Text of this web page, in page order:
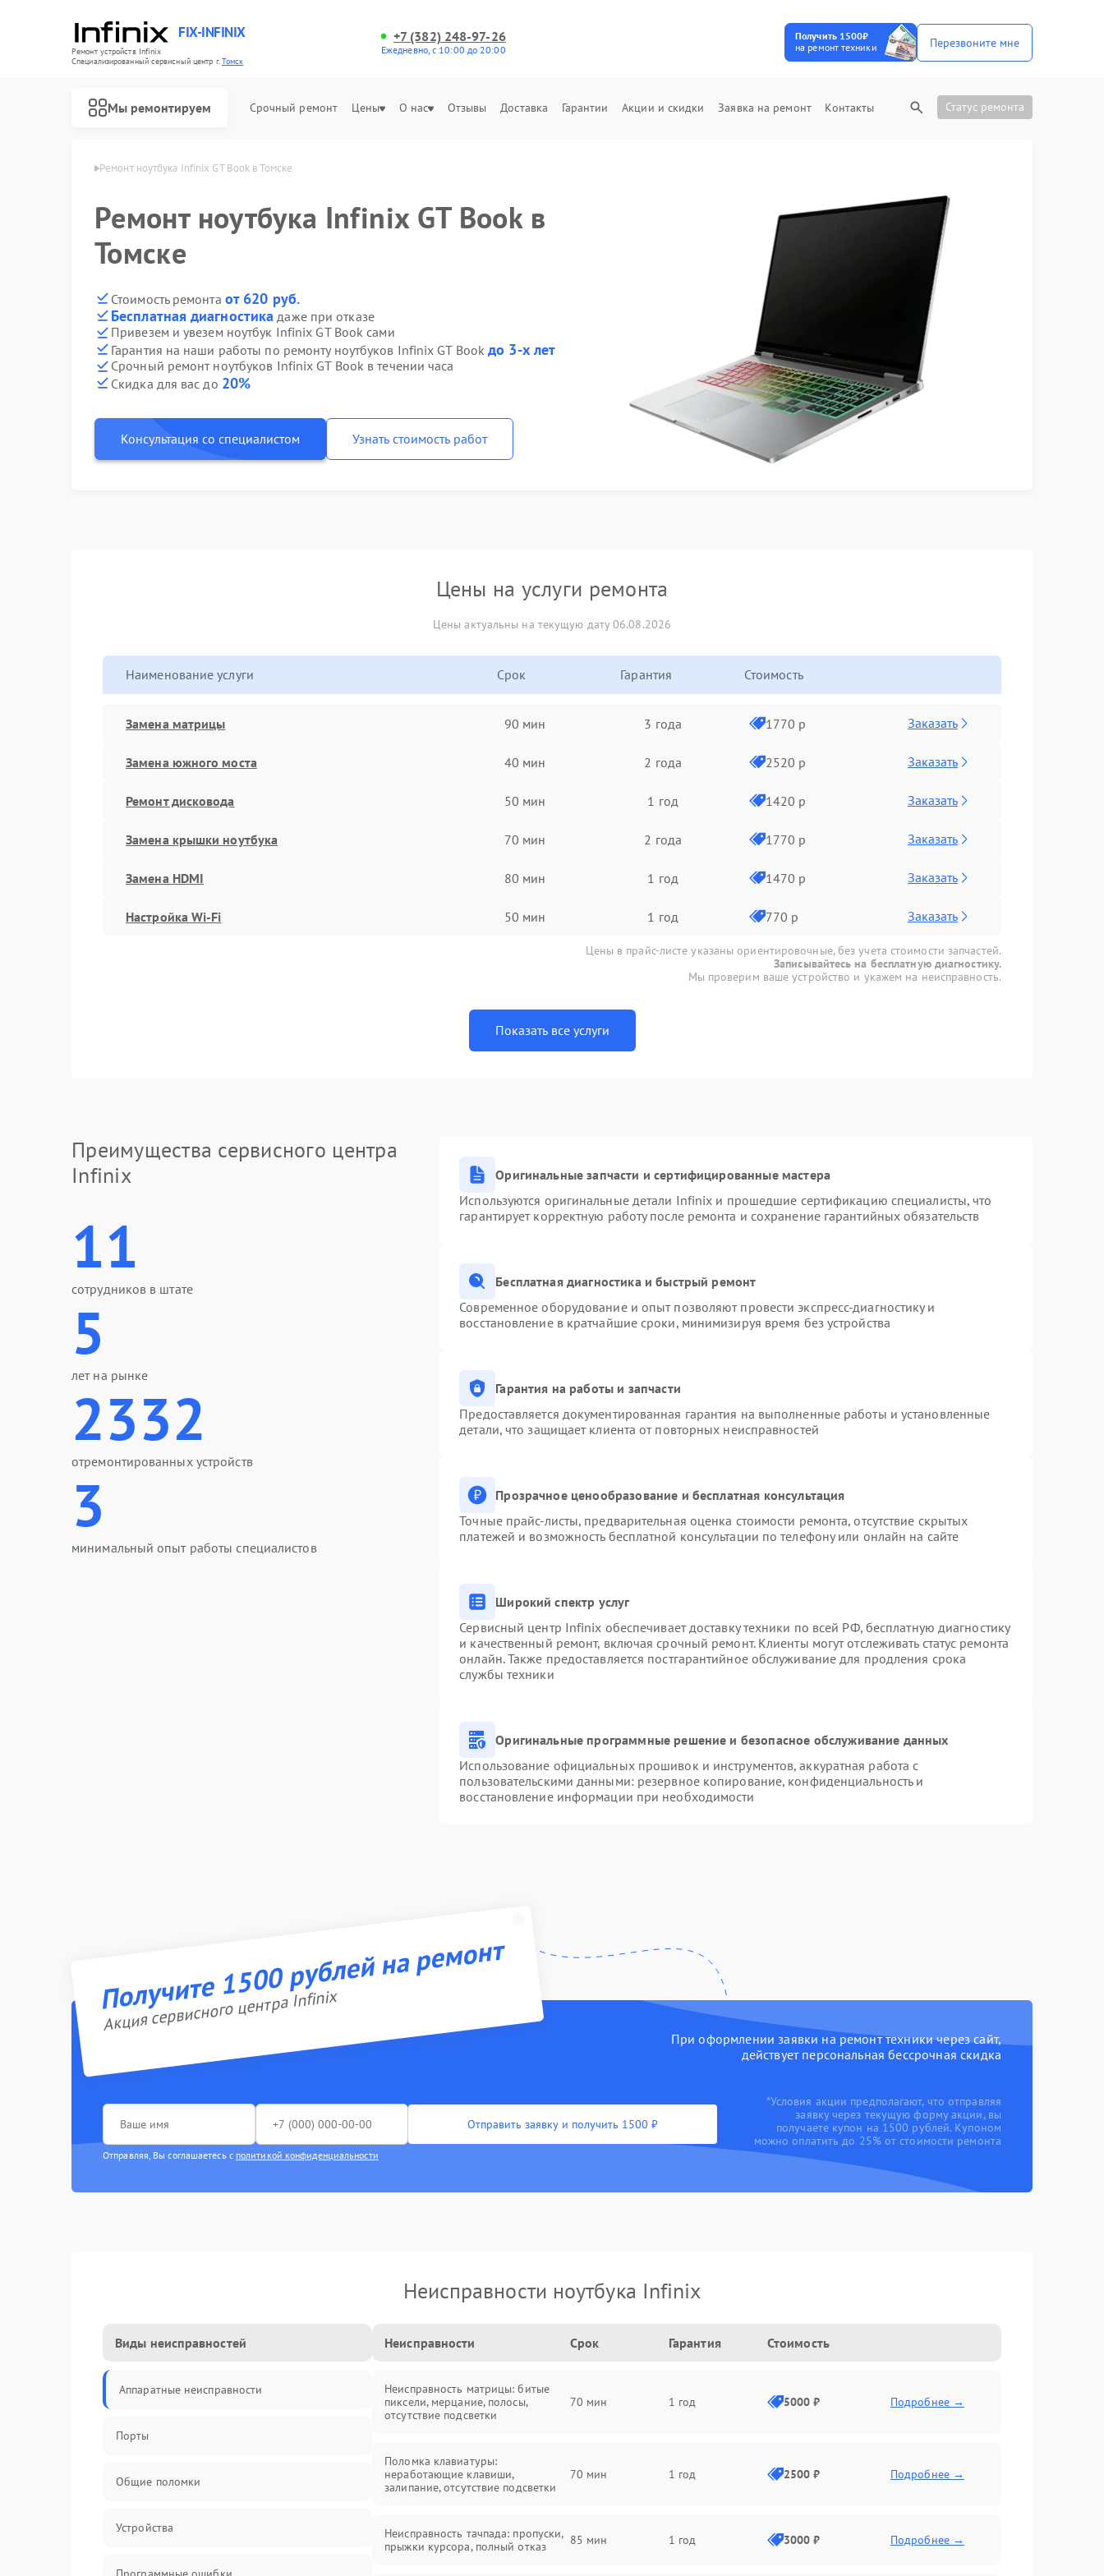
FIX-INFINIX
Ремонт устройств Infinix
Специализированный cервисный центр г.Томск
+7 (382) 248-97-26
Ежедневно, с 10:00 до 20:00
Получить 1500₽
на ремонт техники
Перезвоните мне
Мы ремонтируем Срочный ремонт Цены О нас Отзывы Доставка Гарантии Акции и скидки Заявка на ремонт Контакты Статус ремонта
Infinix в Томске Ремонт ноутбука Infinix GT Book в Томске
Ремонт ноутбука Infinix GT Book в
Томске
Стоимость ремонта от 620 руб.
Бесплатная диагностика даже при отказе
Привезем и увезем ноутбук Infinix GT Book сами
Гарантия на наши работы по ремонту ноутбуков Infinix GT Bookдо 3-х лет
Срочный ремонт ноутбуков Infinix GT Book в течении часа
Скидка для вас до 20%
Консультация со специалистом Узнать стоимость работ
Цены на услуги ремонта
Цены актуальны на текущую дату 06.08.2026
Наименование услуги Срок Гарантия Стоимость
Замена матрицы 90 мин 3 года 1770 р Заказать
Замена южного моста 40 мин 2 года 2520 р Заказать
Ремонт дисковода 50 мин 1 год 1420 р Заказать
Замена крышки ноутбука 70 мин 2 года 1770 р Заказать
Замена HDMI 80 мин 1 год 1470 р Заказать
Настройка Wi-Fi 50 мин 1 год 770 р Заказать
Цены в прайс-листе указаны ориентировочные, без учета стоимости запчастей.
Записывайтесь на бесплатную диагностику.
Мы проверим ваше устройство и укажем на неисправность.
Показать все услуги
Преимущества сервисного центра
Infinix
11
сотрудников в штате
5
лет на рынке
2332
отремонтированных устройств
3
минимальный опыт работы специалистов
Оригинальные запчасти и сертифицированные мастера
Используются оригинальные детали Infinix и прошедшие сертификацию специалисты, что
гарантирует корректную работу после ремонта и сохранение гарантийных обязательств
Бесплатная диагностика и быстрый ремонт
Современное оборудование и опыт позволяют провести экспресс-диагностику и
восстановление в кратчайшие сроки, минимизируя время без устройства
Гарантия на работы и запчасти
Предоставляется документированная гарантия на выполненные работы и установленные
детали, что защищает клиента от повторных неисправностей
Прозрачное ценообразование и бесплатная консультация
Точные прайс-листы, предварительная оценка стоимости ремонта, отсутствие скрытых
платежей и возможность бесплатной консультации по телефону или онлайн на сайте
Широкий спектр услуг
Сервисный центр Infinix обеспечивает доставку техники по всей РФ, бесплатную диагностику
и качественный ремонт, включая срочный ремонт. Клиенты могут отслеживать статус ремонта
онлайн. Также предоставляется постгарантийное обслуживание для продления срока
службы техники
Оригинальные программные решение и безопасное обслуживание данных
Использование официальных прошивок и инструментов, аккуратная работа с
пользовательскими данными: резервное копирование, конфиденциальность и
восстановление информации при необходимости
Получите 1500 рублей на ремонт
Акция сервисного центра Infinix
При оформлении заявки на ремонт техники через сайт,
действует персональная бессрочная скидка
Отправить заявку и получить 1500 ₽
Отправляя, Вы соглашаетесь с политикой конфиденциальности
*Условия акции предполагают, что отправляя
заявку через текущую форму акции, вы
получаете купон на 1500 рублей. Купоном
можно оплатить до 25% от стоимости ремонта
Неисправности ноутбука Infinix
Виды неисправностей
Аппаратные неисправности
Порты
Общие поломки
Устройства
Неисправности Срок Гарантия Стоимость
Неисправность матрицы: битые
пиксели, мерцание, полосы,
отсутствие подсветки
70 мин 1 год 5000 ₽ Подробнее →
Поломка клавиатуры:
неработающие клавиши,
залипание, отсутствие подсветки
70 мин 1 год 2500 ₽ Подробнее →
Неисправность тачпада: пропуски,
прыжки курсора, полный отказ
85 мин 1 год 3000 ₽ Подробнее →